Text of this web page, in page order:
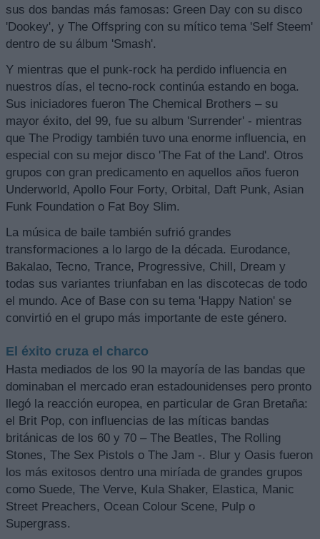
sus dos bandas más famosas: Green Day con su disco
'Dookey', y The Offspring con su mítico tema 'Self Steem'
dentro de su álbum 'Smash'.
Y mientras que el punk-rock ha perdido influencia en
nuestros días, el tecno-rock continúa estando en boga.
Sus iniciadores fueron The Chemical Brothers – su
mayor éxito, del 99, fue su album 'Surrender' - mientras
que The Prodigy también tuvo una enorme influencia, en
especial con su mejor disco 'The Fat of the Land'. Otros
grupos con gran predicamento en aquellos años fueron
Underworld, Apollo Four Forty, Orbital, Daft Punk, Asian
Funk Foundation o Fat Boy Slim.
La música de baile también sufrió grandes
transformaciones a lo largo de la década. Eurodance,
Bakalao, Tecno, Trance, Progressive, Chill, Dream y
todas sus variantes triunfaban en las discotecas de todo
el mundo. Ace of Base con su tema 'Happy Nation' se
convirtió en el grupo más importante de este género.
El éxito cruza el charco
Hasta mediados de los 90 la mayoría de las bandas que
dominaban el mercado eran estadounidenses pero pronto
llegó la reacción europea, en particular de Gran Bretaña:
el Brit Pop, con influencias de las míticas bandas
británicas de los 60 y 70 – The Beatles, The Rolling
Stones, The Sex Pistols o The Jam -. Blur y Oasis fueron
los más exitosos dentro una miríada de grandes grupos
como Suede, The Verve, Kula Shaker, Elastica, Manic
Street Preachers, Ocean Colour Scene, Pulp o
Supergrass.